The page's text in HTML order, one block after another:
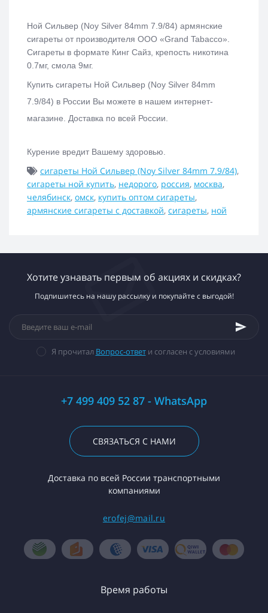
Ной Сильвер (Noy Silver 84mm 7.9/84) армянские
сигареты от производителя ООО «Grand Tabacco».
Сигареты в формате Кинг Сайз, крепость никотина
0.7мг, смола 9мг.
Купить сигареты Ной Сильвер (Noy Silver 84mm
7.9/84) в России Вы можете в нашем интернет-
магазине. Доставка по всей России.
Курение вредит Вашему здоровью.
сигареты Ной Сильвер (Noy Silver 84mm 7.9/84),
сигареты ной купить, недорого, россия, москва,
челябинск, омск, купить оптом сигареты,
армянские сигареты с доставкой, сигареты, ной
Хотите узнавать первым об акциях и скидках?
Подпишитесь на нашу рассылку и покупайте с выгодой!
Я прочитал Вопрос-ответи согласен с условиями
+7 499 409 52 87 - WhatsApp
СВЯЗАТЬСЯ С НАМИ
Доставка по всей России транспортными
компаниями
erofej@mail.ru
Время работы